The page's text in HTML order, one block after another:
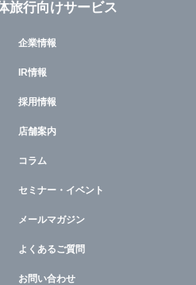
旅行向けサービス
企業情報
IR情報
採用情報
店舗案内
コラム
セミナー・イベント
メールマガジン
よくあるご質問
お問い合わせ